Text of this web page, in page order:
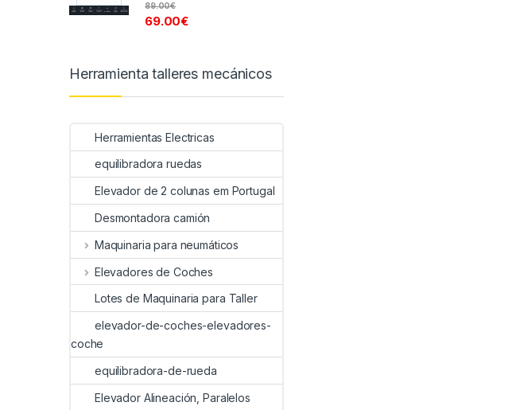
69.00€
89.00€
Herramienta talleres mecánicos
Herramientas Electricas
equilibradora ruedas
Elevador de 2 colunas em Portugal
Desmontadora camión
Maquinaria para neumáticos
Elevadores de Coches
Lotes de Maquinaria para Taller
elevador-de-coches-elevadores-
coche
equilibradora-de-rueda
Elevador Alineación, Paralelos